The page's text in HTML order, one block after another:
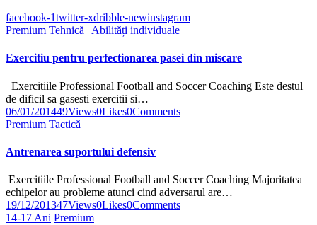
facebook-1twitter-xdribble-newinstagram
Premium Tehnică | Abilități individuale
Exercitiu pentru perfectionarea pasei din miscare
Exercitiile Professional Football and Soccer Coaching Este destul
de dificil sa gasesti exercitii si…
06/01/201449Views0Likes0Comments
Premium Tactică
Antrenarea suportului defensiv
Exercitiile Professional Football and Soccer Coaching Majoritatea
echipelor au probleme atunci cind adversarul are…
19/12/201347Views0Likes0Comments
14-17 Ani Premium